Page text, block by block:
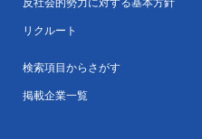
リクルート
検索項目からさがす
掲載企業一覧